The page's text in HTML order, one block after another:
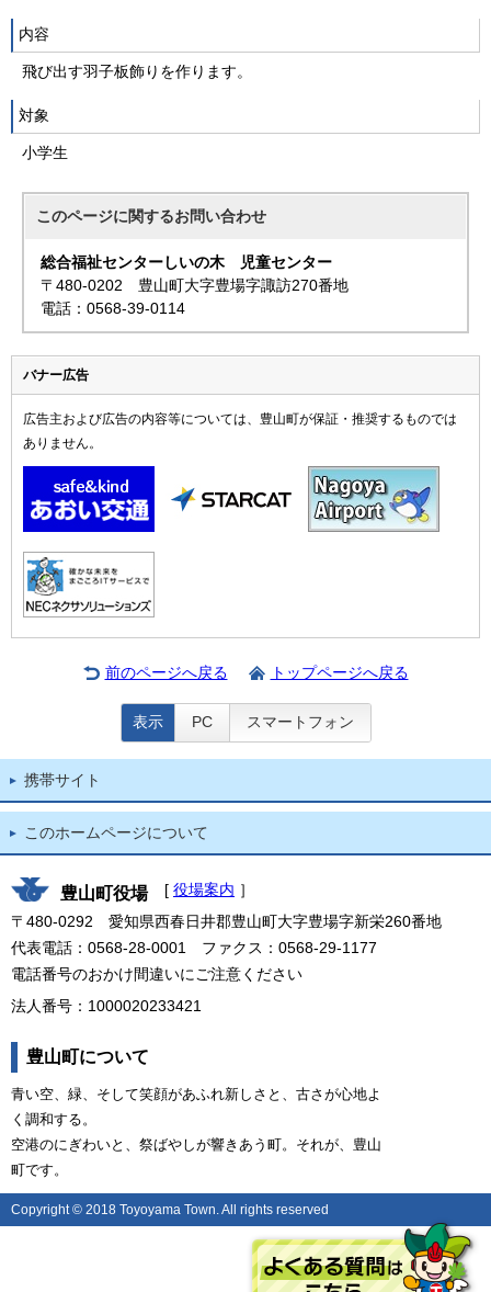
内容
飛び出す羽子板飾りを作ります。
対象
小学生
このページに関するお問い合わせ
総合福祉センターしいの木 児童センター
〒480-0202 豊山町大字豊場字諏訪270番地
電話：0568-39-0114
バナー広告
広告主および広告の内容等については、豊山町が保証・推奨するものでは
ありません。
前のページへ戻る トップページへ戻る
表示 PC スマートフォン
携帯サイト
このホームページについて
豊山町役場 [ 役場案内 ］
〒480-0292 愛知県西春日井郡豊山町大字豊場字新栄260番地
代表電話：0568-28-0001 ファクス：0568-29-1177
電話番号のおかけ間違いにご注意ください
法人番号：1000020233421
豊山町について
青い空、緑、そして笑顔があふれ新しさと、古さが心地よ
く調和する。
空港のにぎわいと、祭ばやしが響きあう町。それが、豊山
町です。
Copyright © 2018 Toyoyama Town. All rights reserved